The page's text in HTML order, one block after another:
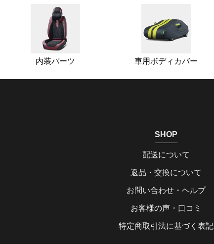
内装パーツ 車用ボディカバー
SHOP
配送について
返品・交換について
お問い合わせ・ヘルプ
お客様の声・口コミ
特定商取引法に基づく表記